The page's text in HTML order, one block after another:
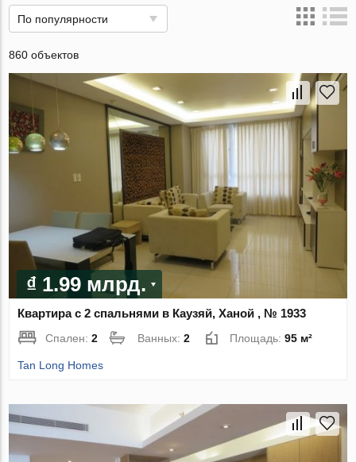
По популярности
860 объектов
₫ 1.99 млрд.
Квартира с 2 спальнями в Каузяй, Ханой , № 1933
Спален:2 Ванных:2 Площадь:95 м²
Tan Long Homes